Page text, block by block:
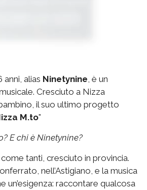
anni, alias Ninetynine , è un
Cresciuto a Nizza
il suo ultimo progetto
M.to"
E chi è Ninetynine?
tanti, cresciuto in provincia.
nell’Astigiano, e la musica
un’esigenza: raccontare qualcosa